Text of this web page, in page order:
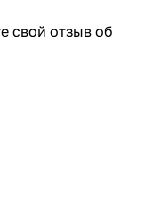
свой отзыв об